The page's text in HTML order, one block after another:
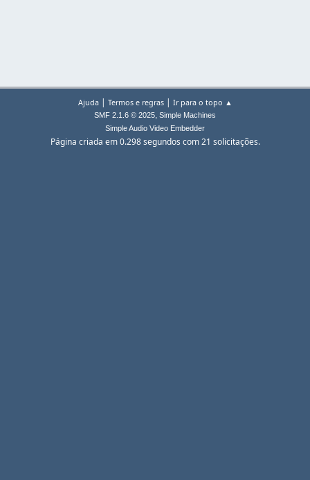
Ajuda| Termos e regras| Ir para o topo ▲
SMF 2.1.6 © 2025, Simple Machines
Simple Audio Video Embedder
Página criada em 0.298 segundos com 21 solicitações.